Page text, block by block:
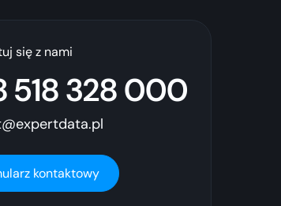
się z nami
518 328 000
kontaktowy